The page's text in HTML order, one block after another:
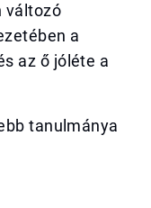
változó
a
az ő jóléte a
tanulmánya